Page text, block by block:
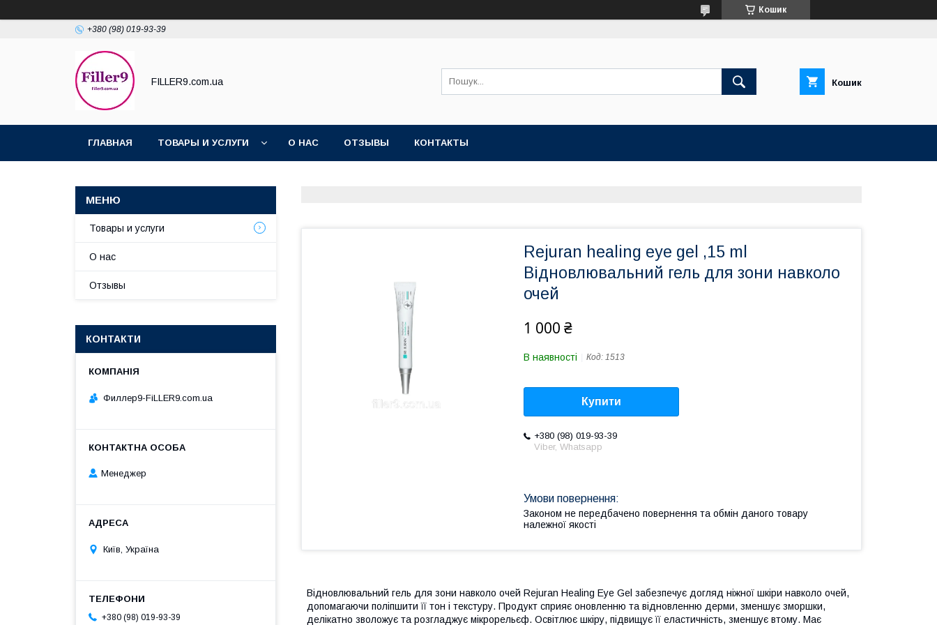
Кошик
+380 (98) 019-93-39
FILLER9.com.ua Кошик
ГЛАВНАЯ ТОВАРЫ И УСЛУГИ О НАС OТЗЫВЫ КОНТАКТЫ
Rejuran healing eye gel ,15 ml
Відновлювальний гель для зони навколо
очей
1 000 ₴
В наявності Код: 1513
Купити
+380 (98) 019-93-39
Viber, Whatsapp
Законом не передбачено повернення та обмін даного товару
належної якості
Відновлювальний гель для зони навколо очей Rejuran Healing Eye Gel забезпечує догляд ніжної шкіри навколо очей,
допомагаючи поліпшити її тон і текстуру. Продукт сприяє оновленню та відновленню дерми, зменшує зморшки,
делікатно зволожує та розгладжує мікрорельєф. Освітлює шкіру, підвищує її еластичність, зменшує втому. Має
Товары и услуги
О нас
Отзывы
КОНТАКТИ
Филлер9-FiLLER9.com.ua
Менеджер
Київ, Україна
+380 (98) 019-93-39